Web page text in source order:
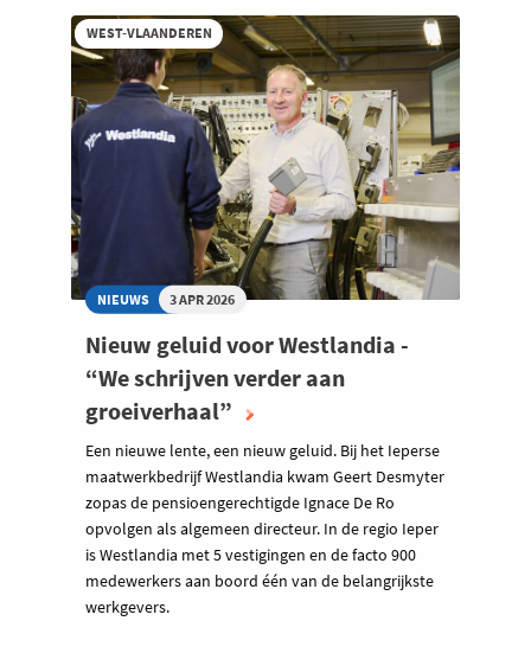
WEST-VLAANDEREN
NIEUWS 3 APR 2026
Nieuw geluid voor Westlandia -
“We schrijven verder aan
groeiverhaal”
Een nieuwe lente, een nieuw geluid. Bij het Ieperse
maatwerkbedrijf Westlandia kwam Geert Desmyter
zopas de pensioengerechtigde Ignace De Ro
opvolgen als algemeen directeur. In de regio Ieper
is Westlandia met 5 vestigingen en de facto 900
medewerkers aan boord één van de belangrijkste
werkgevers.